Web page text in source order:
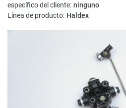
específico del cliente: ninguno
Línea de producto: Haldex